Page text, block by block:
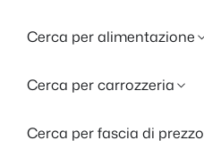
Cerca per alimentazione
Cerca per carrozzeria
Cerca per fascia di prezzo